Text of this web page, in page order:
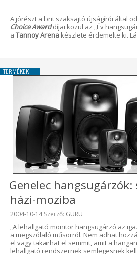
A jórészt a brit szaksajtó újságírói által
Choice Awarddíjai közül az „Év
a Tannoy Arena készlete érdemelte ki.
TERMÉKEK
Genelec
házi-moziba
Beküldve:
2004-10-14Szerző: GURU
„A lehallgató monitor hangsugárzó az
a megszólaló műsorról. Nem adhat
el vagy takarhat el semmit, amit a
lehallgató rendszernek semlegesnek